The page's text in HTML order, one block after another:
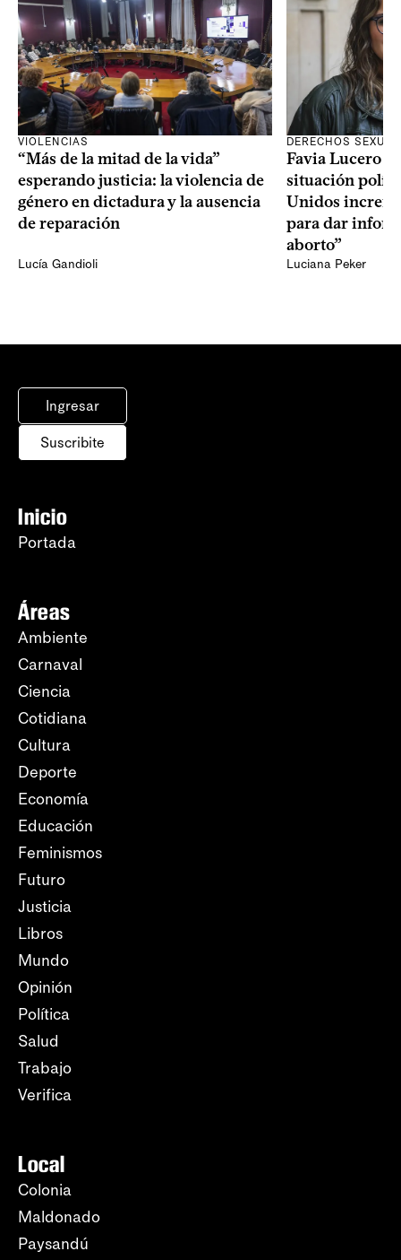
VIOLENCIAS
“Más de la mitad de la vida”
esperando justicia: la violencia de
género en dictadura y la ausencia
de reparación
Lucía Gandioli
DERECHOS
Favia Lucero
situación
Unidos
para dar
aborto”
Luciana Peker
Ingresar
Suscribite
Inicio
Portada
Áreas
Ambiente
Carnaval
Ciencia
Cotidiana
Cultura
Deporte
Economía
Educación
Feminismos
Futuro
Justicia
Libros
Mundo
Opinión
Política
Salud
Trabajo
Verifica
Local
Colonia
Maldonado
Paysandú